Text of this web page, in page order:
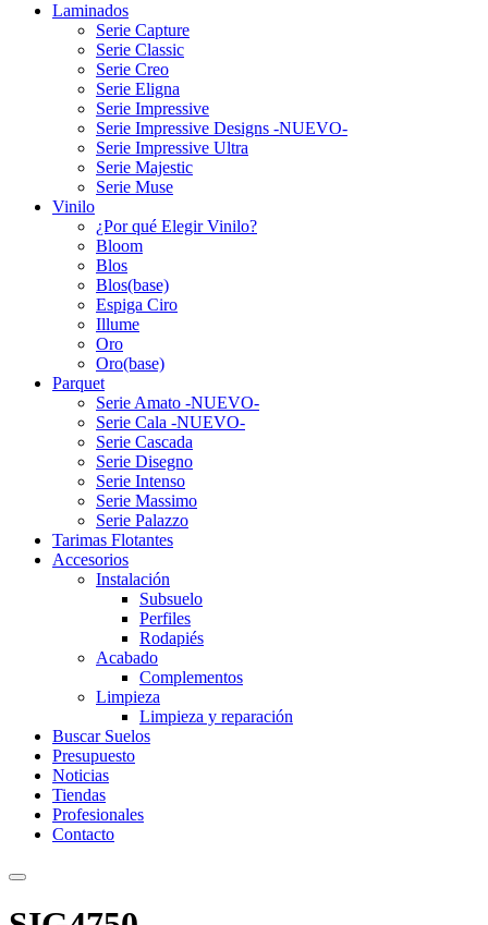
Laminados
Serie Capture
Serie Classic
Serie Creo
Serie Eligna
Serie Impressive
Serie Impressive Designs -NUEVO-
Serie Impressive Ultra
Serie Majestic
Serie Muse
Vinilo
¿Por qué Elegir Vinilo?
Bloom
Blos
Blos(base)
Espiga Ciro
Illume
Oro
Oro(base)
Parquet
Serie Amato -NUEVO-
Serie Cala -NUEVO-
Serie Cascada
Serie Disegno
Serie Intenso
Serie Massimo
Serie Palazzo
Tarimas Flotantes
Accesorios
Instalación
Subsuelo
Perfiles
Rodapiés
Acabado
Complementos
Limpieza
Limpieza y reparación
Buscar Suelos
Presupuesto
Noticias
Tiendas
Profesionales
Contacto